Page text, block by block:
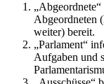
Abgeordneten
weiter) bereit.
„Parlament“
Aufgaben und